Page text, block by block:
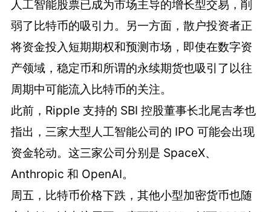
人工智能股票已成为市场主导的增长型交易，削
弱了比特币的吸引力。另一方面，散户投资者正
将资金投入短期期权和预测市场，即使在数字资
产领域，稳定币和所谓的永续期货也吸引了以往
周期中可能流入比特币的关注。
此前，Ripple 支持的 SBI 控股董事长北尾吉孝也
指出，三家大型人工智能公司的 IPO 可能会出现
资金轮动。这三家公司分别是 SpaceX、
Anthropic 和 OpenAI。
周五，比特币价格下跌，其他小型加密货币也随